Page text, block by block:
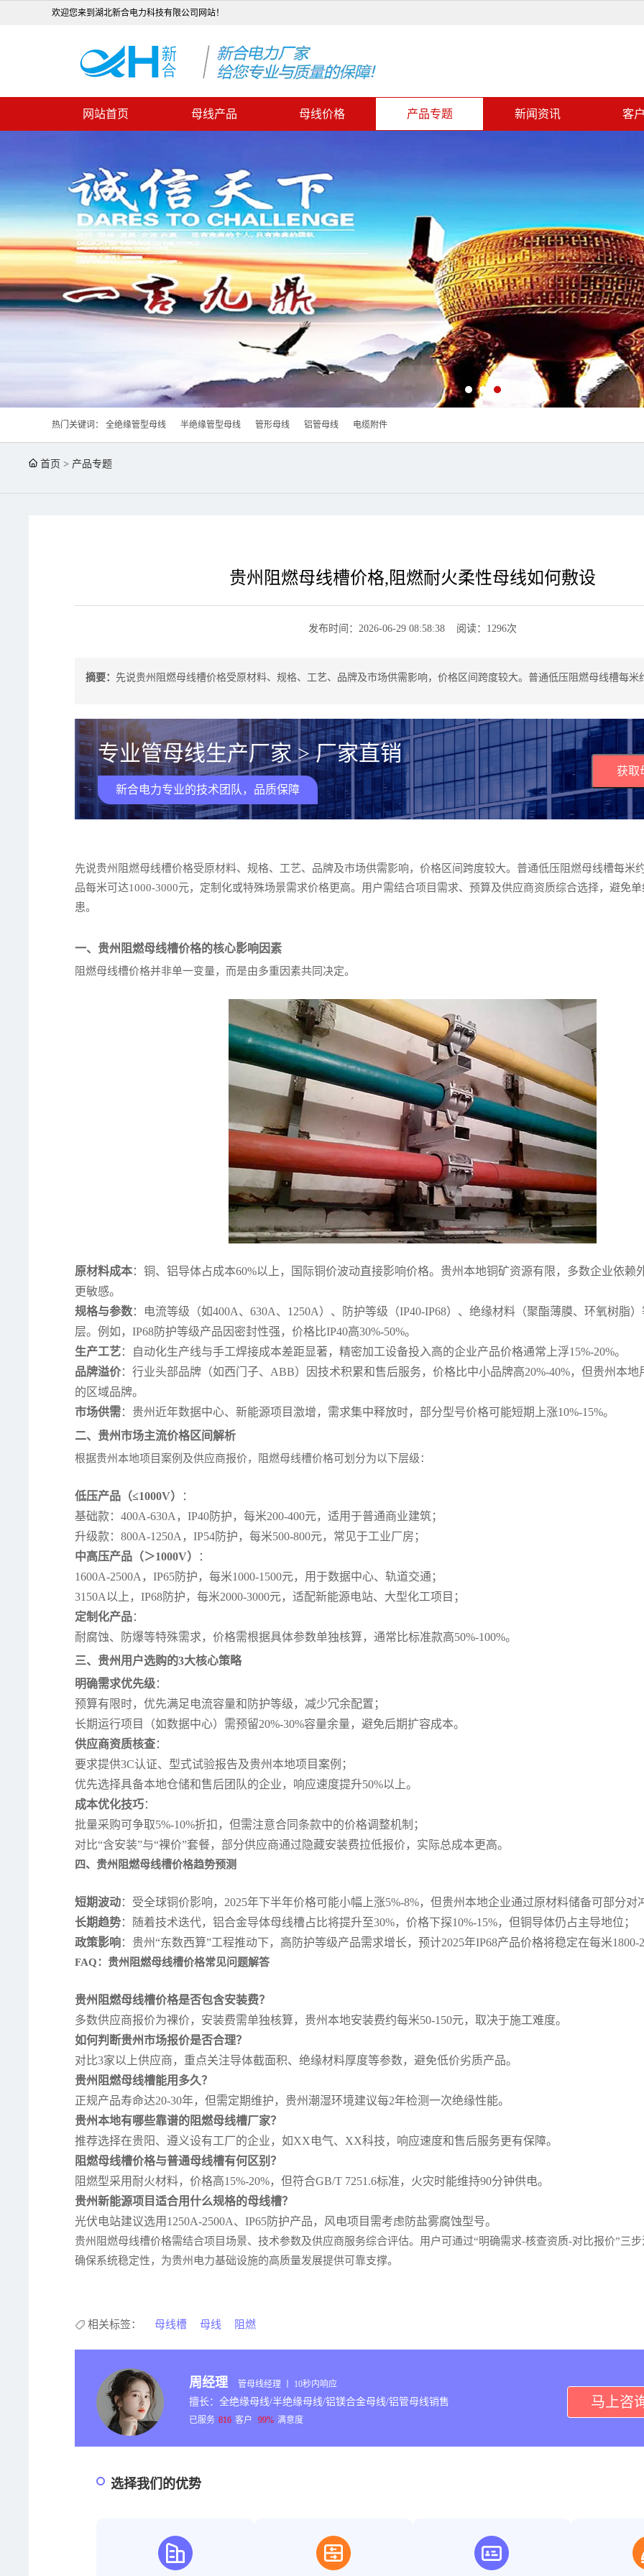
欢迎您来到湖北新合电力科技有限公司网站！
网站首页 母线产品 母线价格 产品专题 新闻资讯 客
热门关键词： 全绝缘管型母线 半绝缘管型母线 管形母线 铝管母线 电缆附件
首页 > 产品专题
贵州阻燃母线槽价格,阻燃耐火柔性母线如何敷设
发布时间：2026-06-29 08:58:38 阅读：1296次
摘要：先说贵州阻燃母线槽价格受原材料、规格、工艺、品牌及市场供需影响，价格区间跨度较大。普通低压阻燃母线槽每米
专业管母线生产厂家 > 厂家直销
新合电力专业的技术团队，品质保障
获取
先说贵州阻燃母线槽价格受原材料、规格、工艺、品牌及市场供需影响，价格区间跨度较大。普通低压阻燃母线槽每米
品每米可达1000-3000元，定制化或特殊场景需求价格更高。用户需结合项目需求、预算及供应商资质综合选择，避免
患。
一、贵州阻燃母线槽价格的核心影响因素
阻燃母线槽价格并非单一变量，而是由多重因素共同决定。
原材料成本：铜、铝导体占成本60%以上，国际铜价波动直接影响价格。贵州本地铜矿资源有限，多数企业依赖
更敏感。
规格与参数：电流等级（如400A、630A、1250A）、防护等级（IP40-IP68）、绝缘材料（聚酯薄膜、环氧树脂
层。例如，IP68防护等级产品因密封性强，价格比IP40高30%-50%。
生产工艺：自动化生产线与手工焊接成本差距显著，精密加工设备投入高的企业产品价格通常上浮15%-20%。
品牌溢价：行业头部品牌（如西门子、ABB）因技术积累和售后服务，价格比中小品牌高20%-40%，但贵州本
的区域品牌。
市场供需：贵州近年数据中心、新能源项目激增，需求集中释放时，部分型号价格可能短期上涨10%-15%。
二、贵州市场主流价格区间解析
根据贵州本地项目案例及供应商报价，阻燃母线槽价格可划分为以下层级：
低压产品（≤1000V）
：
基础款：400A-630A，IP40防护，每米200-400元，适用于普通商业建筑；
升级款：800A-1250A，IP54防护，每米500-800元，常见于工业厂房；
中高压产品（＞1000V）
：
1600A-2500A，IP65防护，每米1000-1500元，用于数据中心、轨道交通；
3150A以上，IP68防护，每米2000-3000元，适配新能源电站、大型化工项目；
定制化产品：
耐腐蚀、防爆等特殊需求，价格需根据具体参数单独核算，通常比标准款高50%-100%。
三、贵州用户选购的3大核心策略
明确需求优先级：
预算有限时，优先满足电流容量和防护等级，减少冗余配置；
长期运行项目（如数据中心）需预留20%-30%容量余量，避免后期扩容成本。
供应商资质核查：
要求提供3C认证、型式试验报告及贵州本地项目案例；
优先选择具备本地仓储和售后团队的企业，响应速度提升50%以上。
成本优化技巧：
批量采购可争取5%-10%折扣，但需注意合同条款中的价格调整机制；
对比“含安装”与“裸价”套餐，部分供应商通过隐藏安装费拉低报价，实际总成本更高。
四、贵州阻燃母线槽价格趋势预测
短期波动：受全球铜价影响，2025年下半年价格可能小幅上涨5%-8%，但贵州本地企业通过原材料储备可部分对
长期趋势：随着技术迭代，铝合金导体母线槽占比将提升至30%，价格下探10%-15%，但铜导体仍占主导地位；
政策影响 ：贵州“东数西算”工程推动下，高防护等级产品需求增长，预计2025年IP68产品价格将稳定在每米1800-
FAQ：贵州阻燃母线槽价格常见问题解答
贵州阻燃母线槽价格是否包含安装费？
多数供应商报价为裸价，安装费需单独核算，贵州本地安装费约每米50-150元，取决于施工难度。
如何判断贵州市场报价是否合理？
对比3家以上供应商，重点关注导体截面积、绝缘材料厚度等参数，避免低价劣质产品。
贵州阻燃母线槽能用多久？
正规产品寿命达20-30年，但需定期维护，贵州潮湿环境建议每2年检测一次绝缘性能。
贵州本地有哪些靠谱的阻燃母线槽厂家？
推荐选择在贵阳、遵义设有工厂的企业，如XX电气、XX科技，响应速度和售后服务更有保障。
阻燃母线槽价格与普通母线槽有何区别？
阻燃型采用耐火材料，价格高15%-20%，但符合GB/T 7251.6标准，火灾时能维持90分钟供电。
贵州新能源项目适合用什么规格的母线槽？
光伏电站建议选用1250A-2500A、IP65防护产品，风电项目需考虑防盐雾腐蚀型号。
贵州阻燃母线槽价格需结合项目场景、技术参数及供应商服务综合评估。用户可通过“明确需求-核查资质-对比报价”三
确保系统稳定性，为贵州电力基础设施的高质量发展提供可靠支撑。
相关标签： 母线槽 母线 阻燃
周经理 管母线经理 丨 10秒内响应
擅长：全绝缘母线/半绝缘母线/铝镁合金母线/铝管母线销售
已服务 816 客户 99% 满意度
马上咨
选择我们的优势